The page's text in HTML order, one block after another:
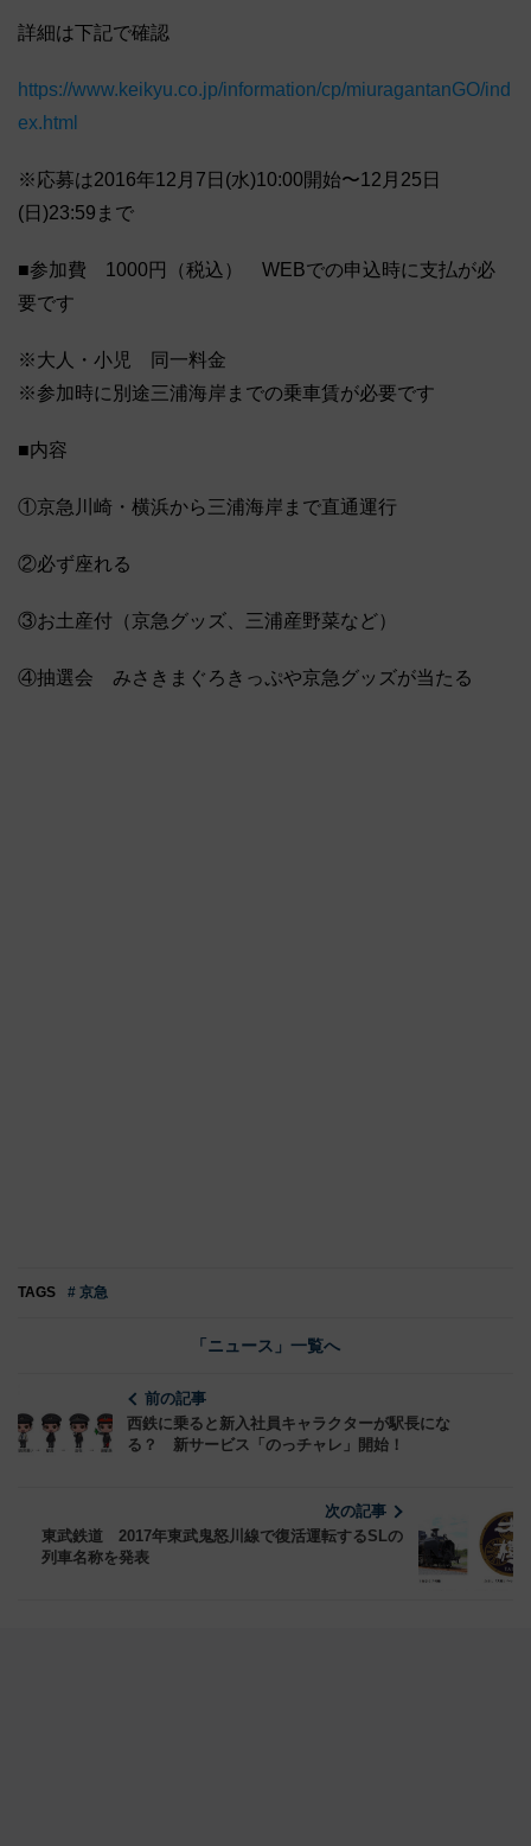
詳細は下記で確認
https://www.keikyu.co.jp/information/cp/miuragantanGO/ind
ex.html
※応募は2016年12月7日(水)10:00開始〜12月25日
(日)23:59まで
■参加費 1000円（税込） WEBでの申込時に支払が必
要です
※大人・小児 同一料金
※参加時に別途三浦海岸までの乗車賃が必要です
■内容
①京急川崎・横浜から三浦海岸まで直通運行
②必ず座れる
③お土産付（京急グッズ、三浦産野菜など）
④抽選会 みさきまぐろきっぷや京急グッズが当たる
TAGS # 京急
「ニュース」一覧へ
前の記事
西鉄に乗ると新入社員キャラクターが駅長にな
る？ 新サービス「のっチャレ」開始！
次の記事
東武鉄道 2017年東武鬼怒川線で復活運転するSLの
列車名称を発表